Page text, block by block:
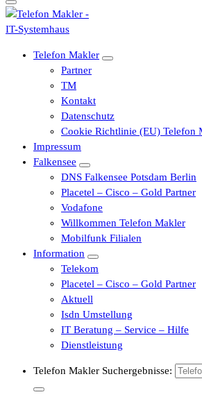
Telefon Makler
Partner
TM
Kontakt
Datenschutz
Cookie Richtlinie (EU) Telefon
Impressum
Falkensee
DNS Falkensee Potsdam Berlin
Placetel – Cisco – Gold Partner
Vodafone
Willkommen Telefon Makler
Mobilfunk Filialen
Information
Telekom
Placetel – Cisco – Gold Partner
Aktuell
Isdn Umstellung
IT Beratung – Service – Hilfe
Dienstleistung
Telefon Makler Suchergebnisse: